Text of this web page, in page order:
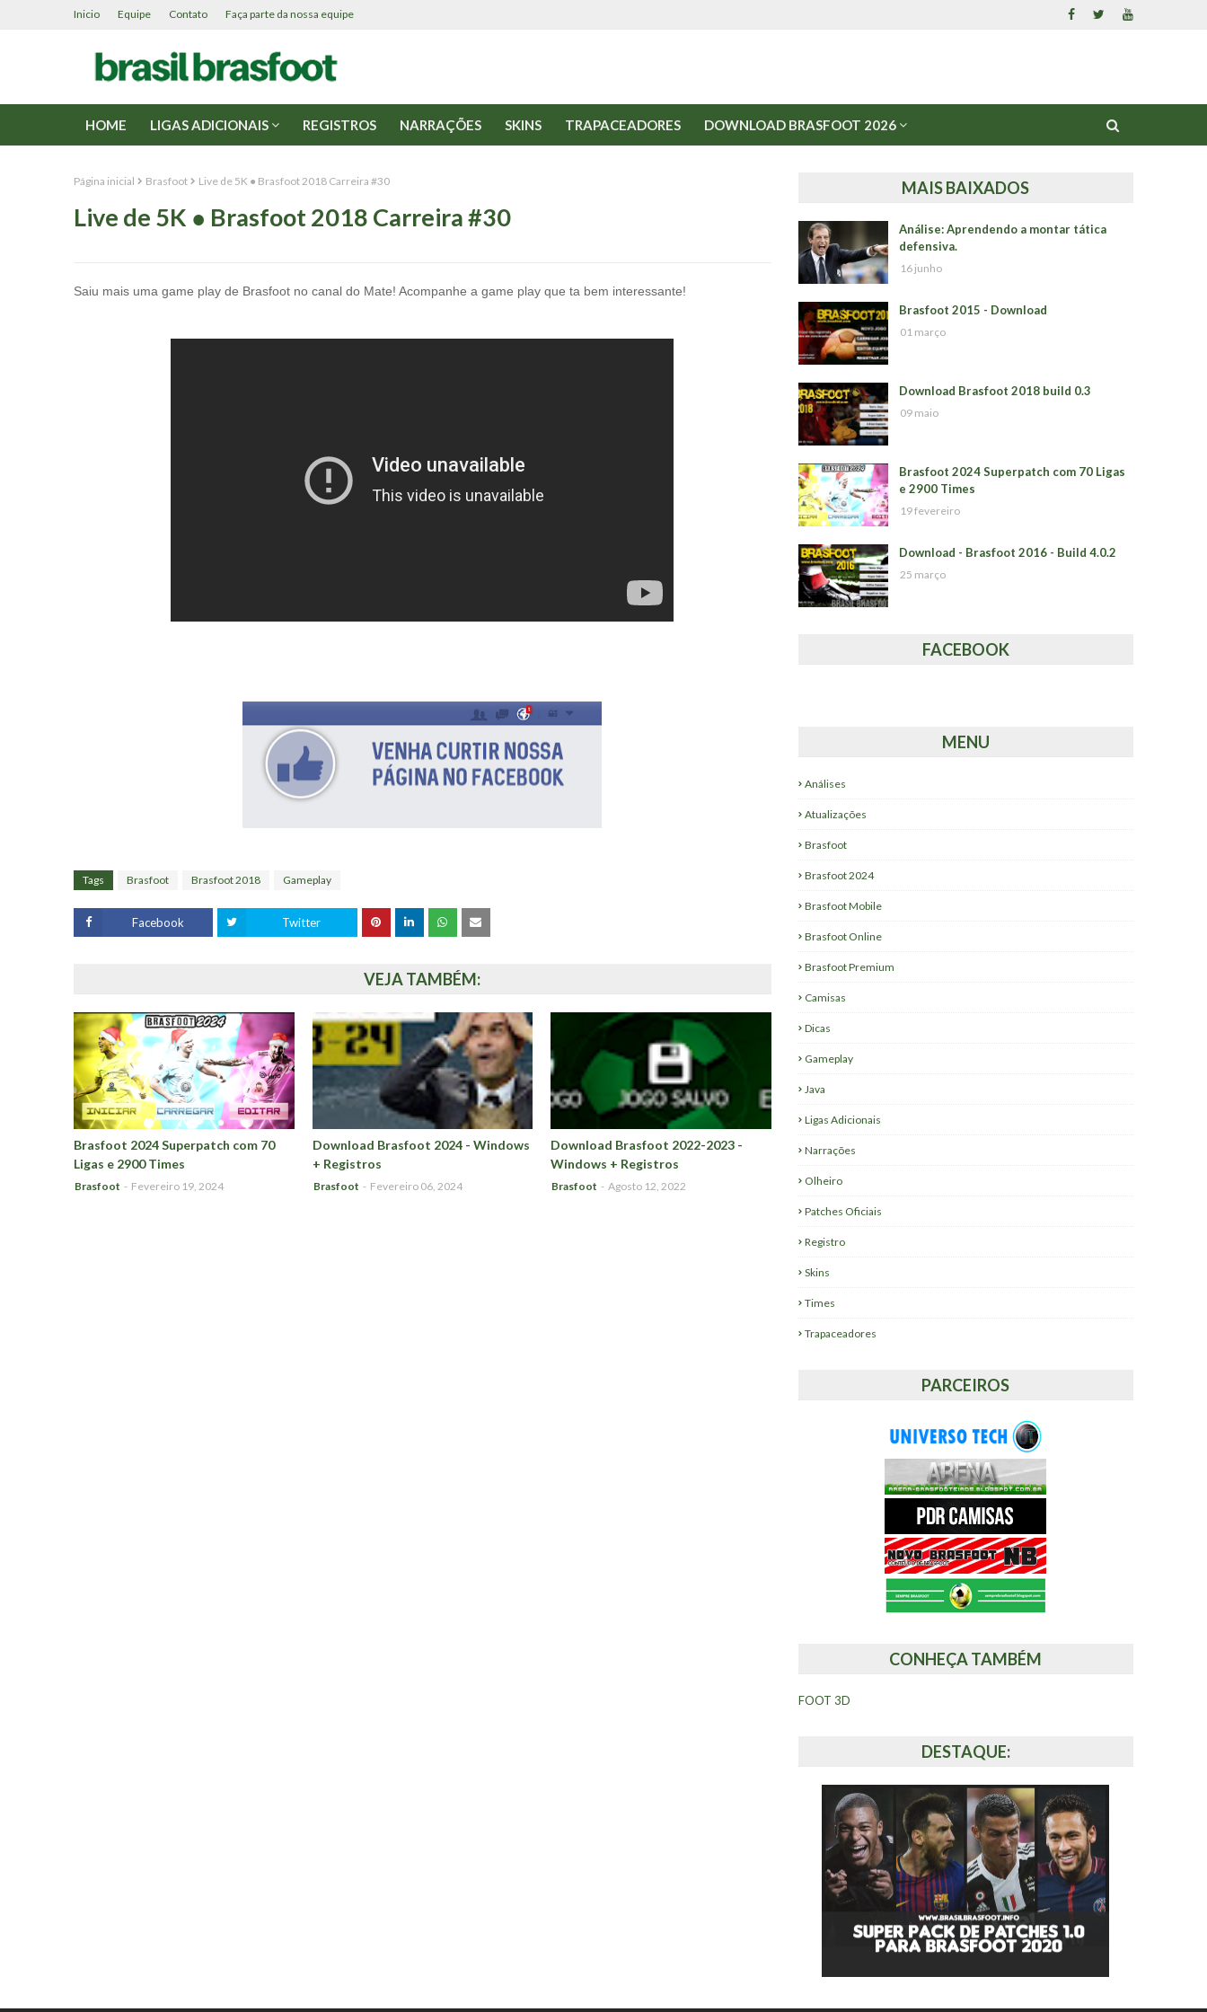
Inicio Equipe Contato Faça parte da nossa equipe
HOME LIGAS ADICIONAIS REGISTROS NARRAÇÕES SKINS TRAPACEADORES DOWNLOAD BRASFOOT 2026
Página inicial Brasfoot Live de 5K ● Brasfoot 2018 Carreira #30
Live de 5K ● Brasfoot 2018 Carreira #30
Saiu mais uma game play de Brasfoot no canal do Mate! Acompanhe a game play que ta bem interessante!
Tags Brasfoot Brasfoot 2018 Gameplay
Facebook Twitter
VEJA TAMBÉM:
Brasfoot 2024 Superpatch com 70
Ligas e 2900 Times
Brasfoot - Fevereiro 19, 2024
Download Brasfoot 2024 - Windows
+ Registros
Brasfoot - Fevereiro 06, 2024
Download Brasfoot 2022-2023 -
Windows + Registros
Brasfoot - Agosto 12, 2022
MAIS BAIXADOS
Análise: Aprendendo a montar tática
defensiva.
16 junho
Brasfoot 2015 - Download
01 março
Download Brasfoot 2018 build 0.3
09 maio
Brasfoot 2024 Superpatch com 70 Ligas
e 2900 Times
19 fevereiro
Download - Brasfoot 2016 - Build 4.0.2
25 março
FACEBOOK
MENU
Análises
Atualizações
Brasfoot
Brasfoot 2024
Brasfoot Mobile
Brasfoot Online
Brasfoot Premium
Camisas
Dicas
Gameplay
Java
Ligas Adicionais
Narrações
Olheiro
Patches Oficiais
Registro
Skins
Times
Trapaceadores
PARCEIROS
CONHEÇA TAMBÉM
FOOT 3D
DESTAQUE: